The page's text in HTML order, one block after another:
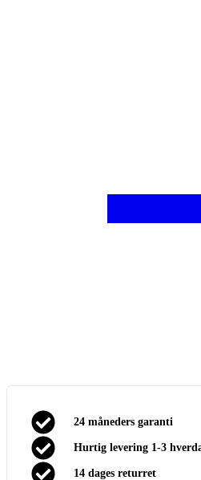
24 måneders garanti
Hurtig levering 1-3
14 dages returret